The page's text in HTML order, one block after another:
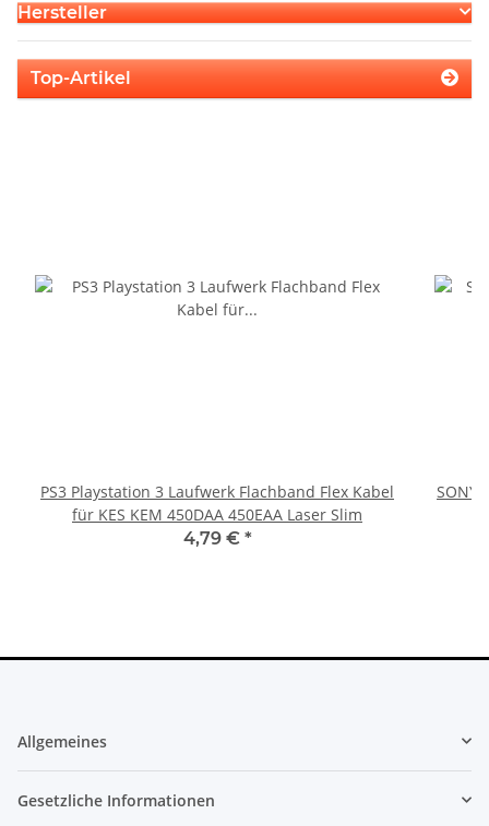
Hersteller
Top-Artikel
PS3 Playstation 3 Laufwerk Flachband Flex Kabel
für KES KEM 450DAA 450EAA Laser Slim
4,79 € *
SONY
Allgemeines
Gesetzliche Informationen